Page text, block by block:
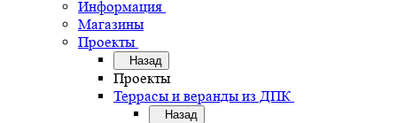
Информация
Магазины
Проекты
Назад
Проекты
Террасы и веранды из ДПК
Назад